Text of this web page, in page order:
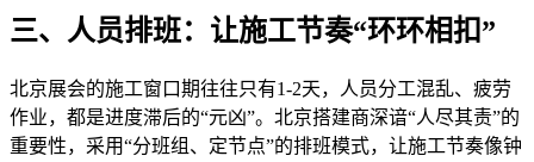
三、人员排班：让施工节奏“环环相扣”
北京展会的施工窗口期往往只有1-2天，人员分工混乱、疲劳
作业，都是进度滞后的“元凶”。北京搭建商深谙“人尽其责”的
重要性，采用“分班组、定节点”的排班模式，让施工节奏像钟